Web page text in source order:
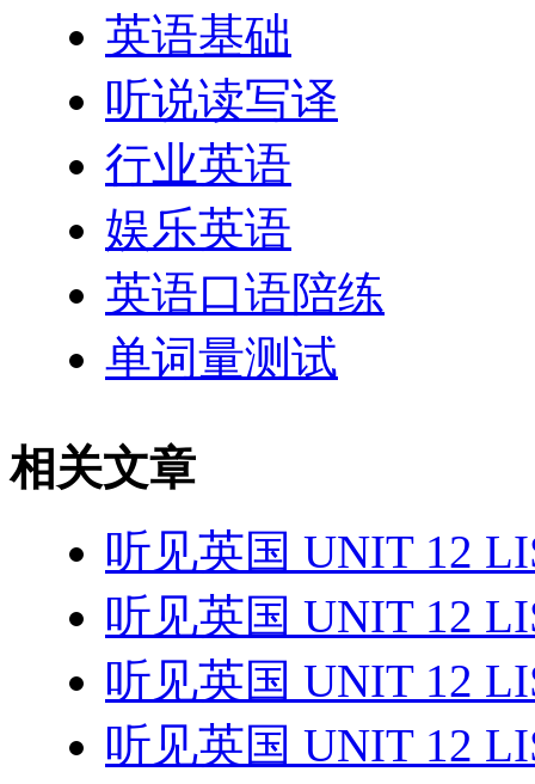
英语基础
听说读写译
行业英语
娱乐英语
英语口语陪练
单词量测试
相关文章
听见英国 UNIT 12
听见英国 UNIT 12
听见英国 UNIT 12
听见英国 UNIT 12